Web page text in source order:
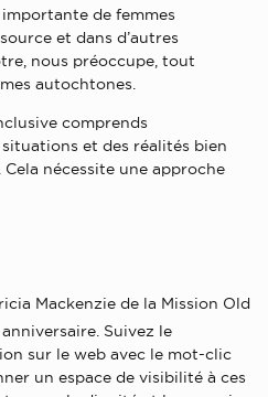
de femmes
et dans d’autres
nous préoccupe, tout
autochtones.
comprends
et des réalités bien
nécessite une approche
Mackenzie de la Mission Old
anniversaire. Suivez le
sur le web avec le mot-clic
un espace de visibilité à ces